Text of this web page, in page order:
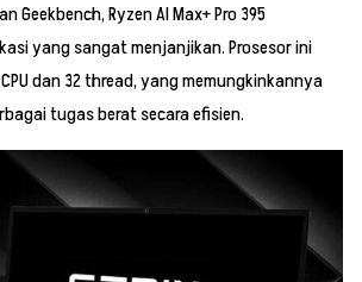
Geekbench, Ryzen AI Max+ Pro 395
yang sangat menjanjikan. Prosesor ini
dan 32 thread, yang memungkinkannya
tugas berat secara efisien.